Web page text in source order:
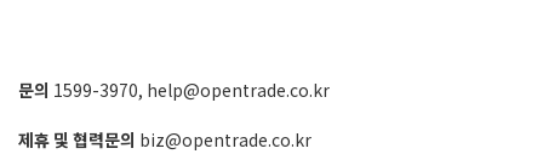
문의 1599-3970, help@opentrade.co.kr
제휴 및 협력문의 biz@opentrade.co.kr